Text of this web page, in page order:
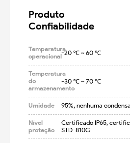
Produto
Confiabilidade
Temperatura
operacional-20 ℃ ~ 60 ℃
Temperatura
do
armazenamento
-30 ℃ ~ 70 ℃
Umidade 95%, nenhuma
Nível
proteção
Certificado IP65,
STD-810G